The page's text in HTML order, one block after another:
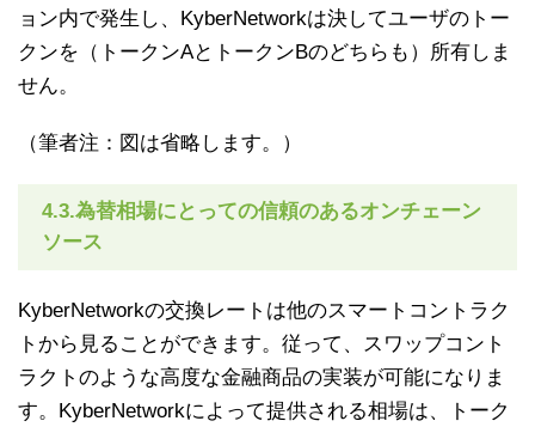
ョン内で発生し、KyberNetworkは決してユーザのトー
クンを（トークンAとトークンBのどちらも）所有しま
せん。
（筆者注：図は省略します。）
4.3.為替相場にとっての信頼のあるオンチェーン
ソース
KyberNetworkの交換レートは他のスマートコントラク
トから見ることができます。従って、スワップコント
ラクトのような高度な金融商品の実装が可能になりま
す。KyberNetworkによって提供される相場は、トーク